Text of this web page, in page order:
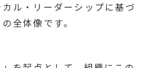
ル・リーダーシップに基づ
全体像です。